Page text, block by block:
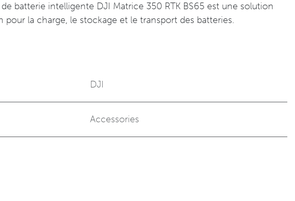
batterie intelligente DJI Matrice 350 RTK BS65 est une solution
pour la charge, le stockage et le transport des batteries.
DJI
Accessories